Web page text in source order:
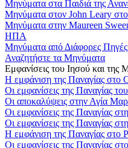
Μηνύματα στα Παιδιά της
Μηνύματα στον John Leary
Μηνύματα στην Maureen
ΗΠΑ
Μηνύματα από Διάφορες Πηγές
Αναζητήστε τα Μηνύματα
Εμφανίσεις του Ιησού και της
Η εμφάνιση της Παναγίας στο
Οι εμφανίσεις της Παναγίας
Οι αποκαλύψεις στην Αγία
Οι εμφανίσεις της Παναγίας
Οι εμφανίσεις της Παναγίας
Η εμφάνιση της Παναγίας στο
Οι εμφανίσεις της Παναγίας